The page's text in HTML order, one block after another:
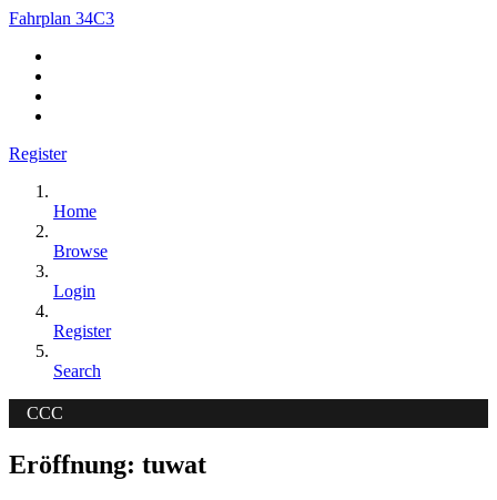
Fahrplan 34C3
Register
Home
Browse
Login
Register
Search
CCC
Eröffnung: tuwat